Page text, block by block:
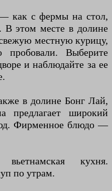
как с фермы на стол,
В этом месте в долине
местную курицу,
пробовали. Выберите
и наблюдайте за ее
в долине Бонг Лай,
предлагает широкий
Фирменное блюдо —
кухня.
по утрам.